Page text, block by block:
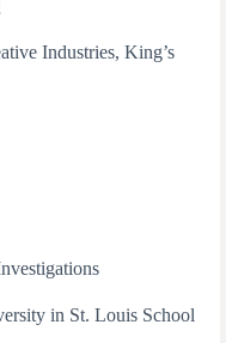
Industries, King’s
in St. Louis School